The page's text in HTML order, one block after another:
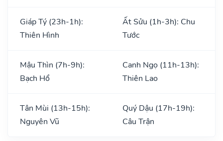
Giáp Tý (23h-1h):
Thiên Hình
Ất Sửu (1h-3h): Chu
Tước
Mậu Thìn (7h-9h):
Bạch Hổ
Canh Ngọ (11h-13h):
Thiên Lao
Tân Mùi (13h-15h):
Nguyên Vũ
Quý Dậu (17h-19h):
Câu Trận